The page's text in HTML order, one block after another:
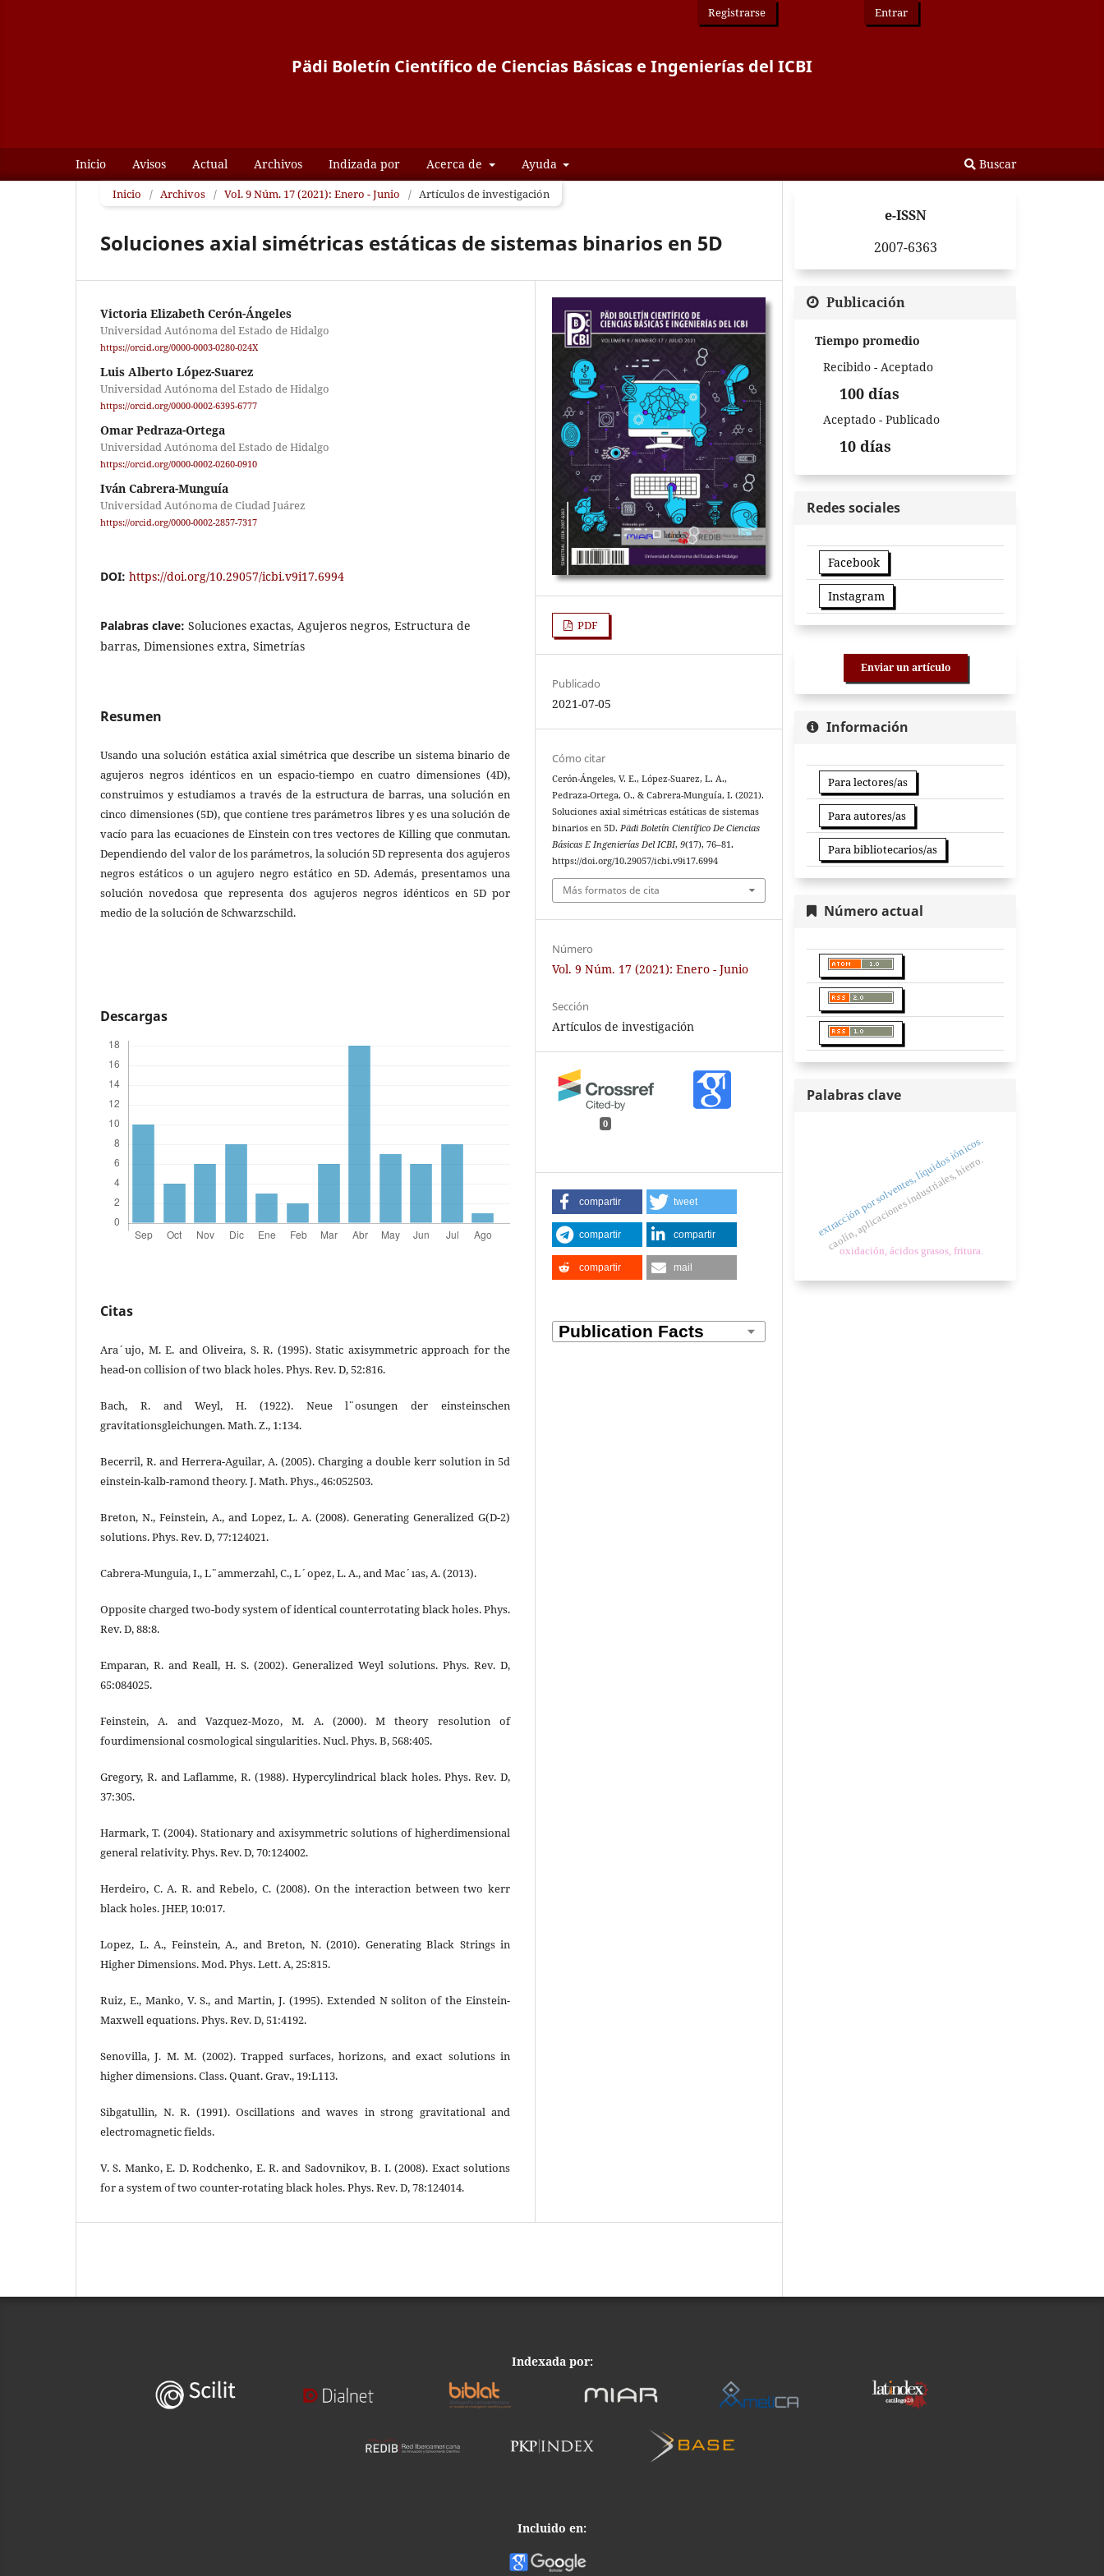
Pädi Boletín Científico de Ciencias Básicas e Ingenierías del ICBI
Inicio Avisos Actual Archivos Indizada por Acerca de Ayuda Buscar
Registrarse Entrar
Inicio / Archivos / Vol. 9 Núm. 17 (2021): Enero - Junio / Artículos de investigación
Soluciones axial simétricas estáticas de sistemas binarios en 5D
Victoria Elizabeth Cerón-Ángeles
Universidad Autónoma del Estado de Hidalgo
https://orcid.org/0000-0003-0280-024X
Luis Alberto López-Suarez
Universidad Autónoma del Estado de Hidalgo
https://orcid.org/0000-0002-6395-6777
Omar Pedraza-Ortega
Universidad Autónoma del Estado de Hidalgo
https://orcid.org/0000-0002-0260-0910
Iván Cabrera-Munguía
Universidad Autónoma de Ciudad Juárez
https://orcid.org/0000-0002-2857-7317
DOI: https://doi.org/10.29057/icbi.v9i17.6994
Palabras clave: Soluciones exactas, Agujeros negros, Estructura de
barras, Dimensiones extra, Simetrías
Resumen
Usando una solución estática axial simétrica que describe un sistema binario de
agujeros negros idénticos en un espacio-tiempo en cuatro dimensiones (4D),
construimos y estudiamos a través de la estructura de barras, una solución en
cinco dimensiones (5D), que contiene tres parámetros libres y es una solución de
vacío para las ecuaciones de Einstein con tres vectores de Killing que conmutan.
Dependiendo del valor de los parámetros, la solución 5D representa dos agujeros
negros estáticos o un agujero negro estático en 5D. Además, presentamos una
solución novedosa que representa dos agujeros negros idénticos en 5D por
medio de la solución de Schwarzschild.
Descargas
Citas
Ara´ujo, M. E. and Oliveira, S. R. (1995). Static axisymmetric approach for the
head-on collision of two black holes. Phys. Rev. D, 52:816.
Bach, R. and Weyl, H. (1922). Neue l¨osungen der einsteinschen
gravitationsgleichungen. Math. Z., 1:134.
Becerril, R. and Herrera-Aguilar, A. (2005). Charging a double kerr solution in 5d
einstein-kalb-ramond theory. J. Math. Phys., 46:052503.
Breton, N., Feinstein, A., and Lopez, L. A. (2008). Generating Generalized G(D-2)
solutions. Phys. Rev. D, 77:124021.
Cabrera-Munguia, I., L¨ammerzahl, C., L´opez, L. A., and Mac´ıas, A. (2013).
Opposite charged two-body system of identical counterrotating black holes. Phys.
Rev. D, 88:8.
Emparan, R. and Reall, H. S. (2002). Generalized Weyl solutions. Phys. Rev. D,
65:084025.
Feinstein, A. and Vazquez-Mozo, M. A. (2000). M theory resolution of
fourdimensional cosmological singularities. Nucl. Phys. B, 568:405.
Gregory, R. and Laflamme, R. (1988). Hypercylindrical black holes. Phys. Rev. D,
37:305.
Harmark, T. (2004). Stationary and axisymmetric solutions of higherdimensional
general relativity. Phys. Rev. D, 70:124002.
Herdeiro, C. A. R. and Rebelo, C. (2008). On the interaction between two kerr
black holes. JHEP, 10:017.
Lopez, L. A., Feinstein, A., and Breton, N. (2010). Generating Black Strings in
Higher Dimensions. Mod. Phys. Lett. A, 25:815.
Ruiz, E., Manko, V. S., and Martin, J. (1995). Extended N soliton of the Einstein-
Maxwell equations. Phys. Rev. D, 51:4192.
Senovilla, J. M. M. (2002). Trapped surfaces, horizons, and exact solutions in
higher dimensions. Class. Quant. Grav., 19:L113.
Sibgatullin, N. R. (1991). Oscillations and waves in strong gravitational and
electromagnetic fields.
V. S. Manko, E. D. Rodchenko, E. R. and Sadovnikov, B. I. (2008). Exact solutions
for a system of two counter-rotating black holes. Phys. Rev. D, 78:124014.
PDF
Publicado
2021-07-05
Cómo citar
Cerón-Ángeles, V. E., López-Suarez, L. A.,
Pedraza-Ortega, O., & Cabrera-Munguía, I. (2021).
Soluciones axial simétricas estáticas de sistemas
binarios en 5D.Pädi Boletín Científico De Ciencias
Básicas E Ingenierías Del ICBI,9(17), 76–81.
https://doi.org/10.29057/icbi.v9i17.6994
Más formatos de cita
Número
Vol. 9 Núm. 17 (2021): Enero - Junio
Sección
Artículos de investigación
0
compartir tweet
compartir compartir
compartir mail
e-ISSN
2007-6363
Publicación
Tiempo promedio
Recibido - Aceptado
100 días
Aceptado - Publicado
10 días
Redes sociales
Facebook
Instagram
Enviar un artículo
Información
Para lectores/as
Para autores/as
Para bibliotecarios/as
Número actual
Palabras clave
extracción por solventes, líquidos iónicos.
caolín, aplicaciones industriales, hierro.
oxidación, ácidos grasos, fritura.
Indexada por:
Incluido en: